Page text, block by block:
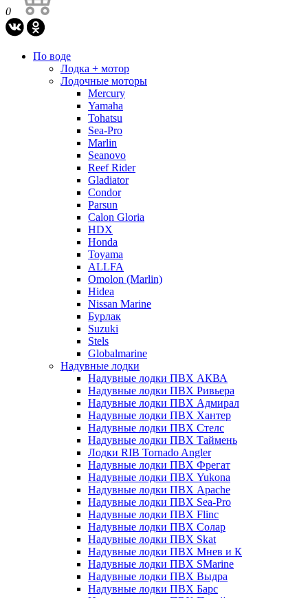
0
По воде
Лодка + мотор
Лодочные моторы
Mercury
Yamaha
Tohatsu
Sea-Pro
Marlin
Seanovo
Reef Rider
Gladiator
Condor
Parsun
Calon Gloria
HDX
Honda
Toyama
ALLFA
Omolon (Marlin)
Hidea
Nissan Marine
Бурлак
Suzuki
Stels
Globalmarine
Надувные лодки
Надувные лодки ПВХ АКВА
Надувные лодки ПВХ Ривьера
Надувные лодки ПВХ Адмирал
Надувные лодки ПВХ Хантер
Надувные лодки ПВХ Стелс
Надувные лодки ПВХ Таймень
Лодки RIB Tornado Angler
Надувные лодки ПВХ Фрегат
Надувные лодки ПВХ Yukona
Надувные лодки ПВХ Apache
Надувные лодки ПВХ Sea-Pro
Надувные лодки ПВХ Flinc
Надувные лодки ПВХ Солар
Надувные лодки ПВХ Skat
Надувные лодки ПВХ Мнев и К
Надувные лодки ПВХ SMarine
Надувные лодки ПВХ Выдра
Надувные лодки ПВХ Барс